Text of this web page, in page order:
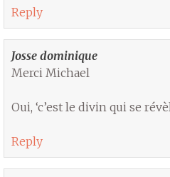
Reply
Josse dominique
Merci Michael
Oui, ‘c’est le divin qui se
Reply